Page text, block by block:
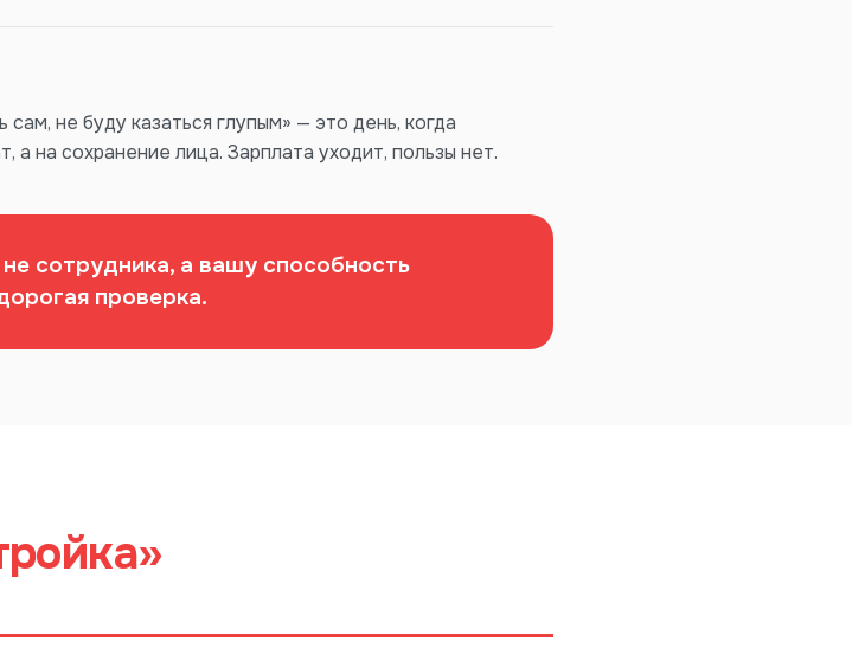
не буду казаться глупым» — это день, когда
а на сохранение лица. Зарплата уходит, пользы нет.
сотрудника, а вашу способность
проверка.